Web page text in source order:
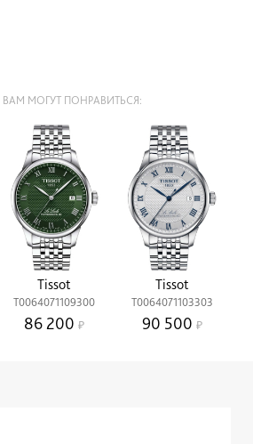
ВАМ МОГУТ ПОНРАВИТЬСЯ:
Tissot
T0064071109300
86 200
Tissot
T0064071103303
90 500